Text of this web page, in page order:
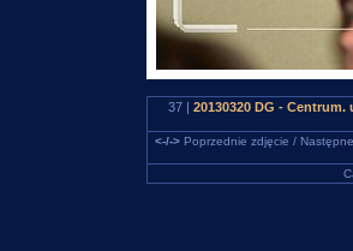
37 | 20130320 DG -
<-/->Poprzednie zdjęcie /